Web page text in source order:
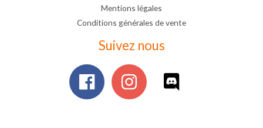
Mentions légales
Conditions générales de vente
Suivez nous